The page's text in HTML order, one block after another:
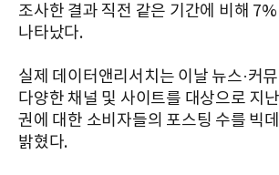
조사한 결과 직전 같은 기간에 비해
나타났다.
실제 데이터앤리서치는 이날 뉴스·커
다양한 채널 및 사이트를 대상으로 지
권에 대한 소비자들의 포스팅 수를 빅
밝혔다.